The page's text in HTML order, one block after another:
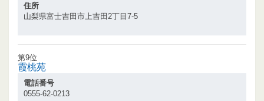
住所
山梨県富士吉田市上吉田2丁目7-5
第9位
霞桃苑
電話番号
0555-62-0213